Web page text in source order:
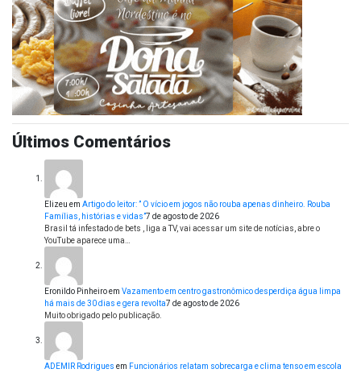
Últimos Comentários
Elizeu em Artigo do leitor: ” O vício em jogos não rouba apenas dinheiro. Rouba
Famílias, histórias e vidas”7 de agosto de 2026
Brasil tá infestado de bets , liga a TV, vai acessar um site de notícias, abre o
YouTube aparece uma…
Eronildo Pinheiroem Vazamento em centro gastronômico desperdiça água limpa
há mais de 30 dias e gera revolta7 de agosto de 2026
Muito obrigado pelo publicação.
ADEMIR Rodrigues em Funcionários relatam sobrecarga e clima tenso em escola